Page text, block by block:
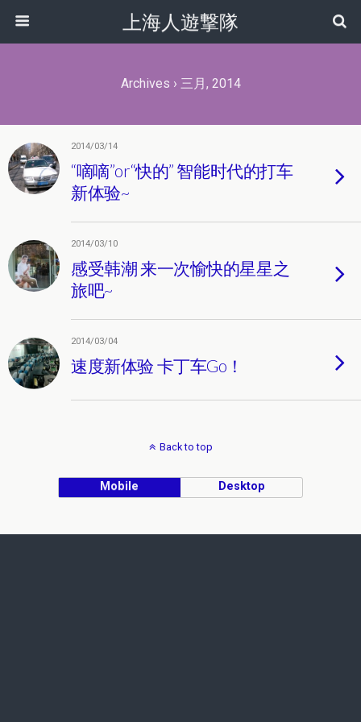
上海人遊撃隊
Archives › 三月, 2014
2014/03/14
“嘀嘀”or“快的” 智能时代的打车
新体验~
2014/03/10
感受韩潮 来一次愉快的星星之
旅吧~
2014/03/04
速度新体验 卡丁车Go！
Back to top
Mobile Desktop